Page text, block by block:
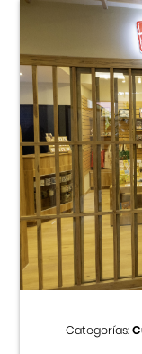
Categorías: